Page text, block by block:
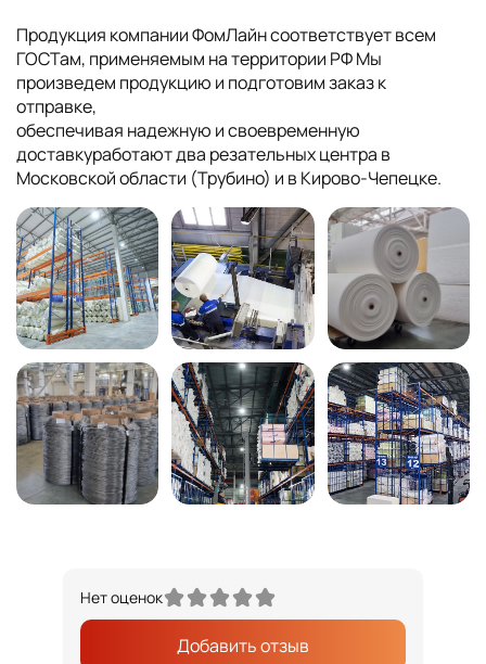
Продукция компании ФомЛайн соответствует всем
ГОСТам, применяемым на территории РФ Мы
произведем продукцию и подготовим заказ к
отправке,
обеспечивая надежную и своевременную
доставкуработают два резательных центра в
Московской области (Трубино) и в Кирово-Чепецке.
Нет оценок
Добавить отзыв